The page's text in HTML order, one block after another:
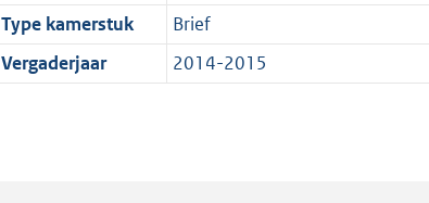
Type kamerstuk
Brief
Vergaderjaar
2014-2015